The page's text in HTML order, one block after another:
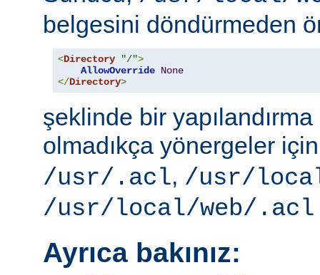
belgesini döndürmeden
<Directory "/">
AllowOverride None
</Directory>
şeklinde bir
olmadıkça yönergeler
/usr/.acl, /usr/
/usr/local/web/.acl
Ayrıca bakınız: